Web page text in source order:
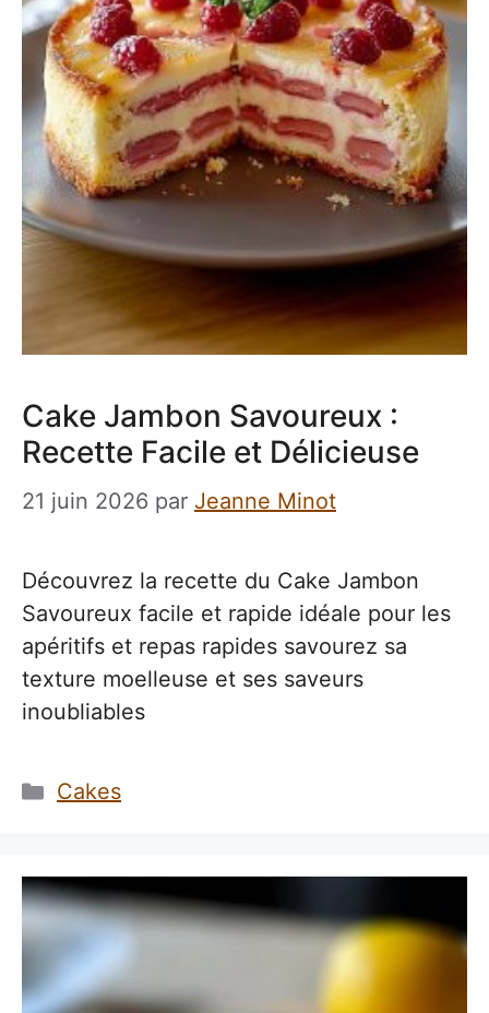
Cake Jambon Savoureux :
Recette Facile et Délicieuse
21 juin 2026 par Jeanne Minot
Découvrez la recette du Cake Jambon
Savoureux facile et rapide idéale pour les
apéritifs et repas rapides savourez sa
texture moelleuse et ses saveurs
inoubliables
Catégories
Cakes